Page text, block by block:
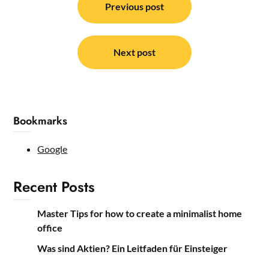
navigation
Previous post
Next post
Bookmarks
Google
Recent Posts
Master Tips for how to create a minimalist home
office
Was sind Aktien? Ein Leitfaden für Einsteiger